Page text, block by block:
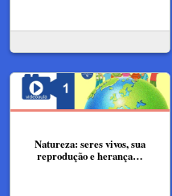
Natureza: seres vivos, sua
reprodução e herança…